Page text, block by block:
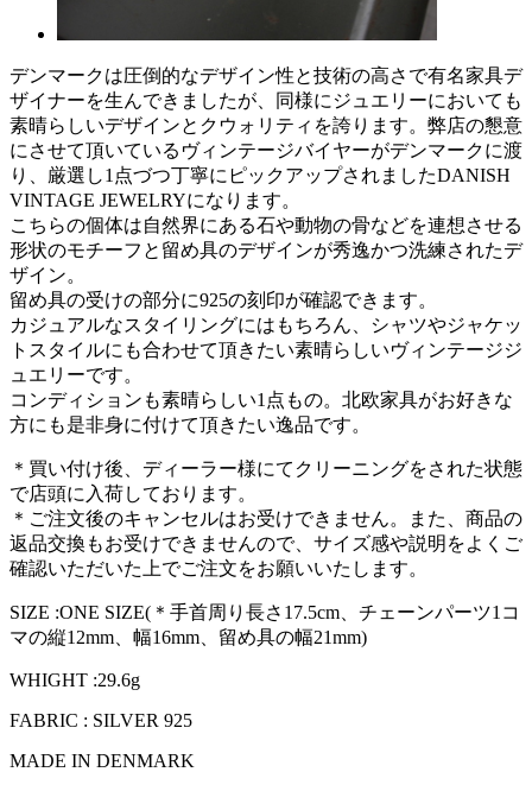
デンマークは圧倒的なデザイン性と技術の高さで有名家具デ
ザイナーを生んできましたが、同様にジュエリーにおいても
素晴らしいデザインとクウォリティを誇ります。弊店の懇意
にさせて頂いているヴィンテージバイヤーがデンマークに渡
り、厳選し1点づつ丁寧にピックアップされましたDANISH
VINTAGE JEWELRYになります。
こちらの個体は自然界にある石や動物の骨などを連想させる
形状のモチーフと留め具のデザインが秀逸かつ洗練されたデ
ザイン。
留め具の受けの部分に925の刻印が確認できます。
カジュアルなスタイリングにはもちろん、シャツやジャケッ
トスタイルにも合わせて頂きたい素晴らしいヴィンテージジ
ュエリーです。
コンディションも素晴らしい1点もの。北欧家具がお好きな
方にも是非身に付けて頂きたい逸品です。
＊買い付け後、ディーラー様にてクリーニングをされた状態
で店頭に入荷しております。
＊ご注文後のキャンセルはお受けできません。また、商品の
返品交換もお受けできませんので、サイズ感や説明をよくご
確認いただいた上でご注文をお願いいたします。
SIZE :ONE SIZE(＊手首周り長さ17.5cm、チェーンパーツ1コ
マの縦12mm、幅16mm、留め具の幅21mm)
WHIGHT :29.6g
FABRIC : SILVER 925
MADE IN DENMARK